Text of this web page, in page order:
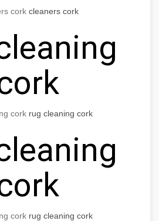
cork cleaners cork
cork rug cleaning cork
cork rug cleaning cork